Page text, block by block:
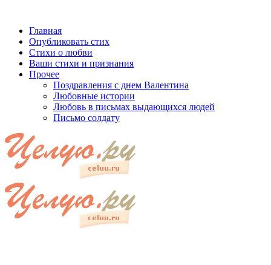
Главная
Опубликовать стих
Стихи о любви
Ваши стихи и признания
Прочее
Поздравления с днем Валентина
Любовные истории
Любовь в письмах выдающихся людей
Письмо солдату